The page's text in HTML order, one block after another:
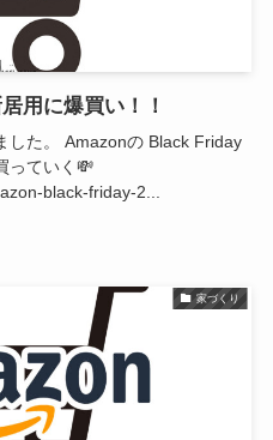
用に爆買い！！
した。 Amazonの Black Friday
っていく💸
black-friday-2...
家づくり